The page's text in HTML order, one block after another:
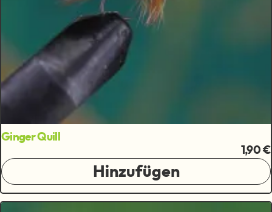
Ginger Quill
1,90 €
Hinzufügen